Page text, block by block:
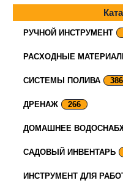
РУЧНОЙ ИНСТРУМЕНТ
РАСХОДНЫЕ
СИСТЕМЫ ПОЛИВА 386
ДРЕНАЖ 266
ДОМАШНЕЕ
САДОВЫЙ ИНВЕНТАРЬ
ИНСТРУМЕНТ ДЛЯ